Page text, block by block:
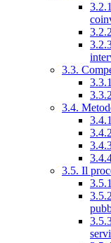
3.3.
3.4.
3.5. Il